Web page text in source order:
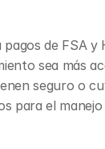
de FSA y
sea más
seguro o
para el manejo